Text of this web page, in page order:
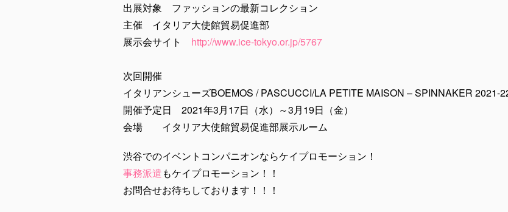
出展対象 ファッションの最新コレクション
主催 イタリア大使館貿易促進部
展示会サイト http://www.ice-tokyo.or.jp/5767
次回開催
イタリアンシューズBOEMOS / PASCUCCI/LA PETITE MAISON – SPINNAKER 2021-
開催予定日 2021年3月17日（水）～3月19日（金）
会場 イタリア大使館貿易促進部展示ルーム
渋谷でのイベントコンパニオンならケイプロモーション！
事務派遣もケイプロモーション！！
お問合せお待ちしております！！！